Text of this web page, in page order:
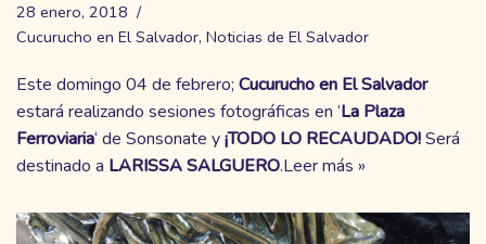
28 enero, 2018
Cucurucho en El Salvador, Noticias de El Salvador
Este domingo 04 de febrero; Cucurucho en El Salvador
estará realizando sesiones fotográficas en ‘La Plaza
Ferroviaria‘ de Sonsonate y¡TODO LO RECAUDADO!Será
destinado a LARISSA SALGUERO.Leer más »